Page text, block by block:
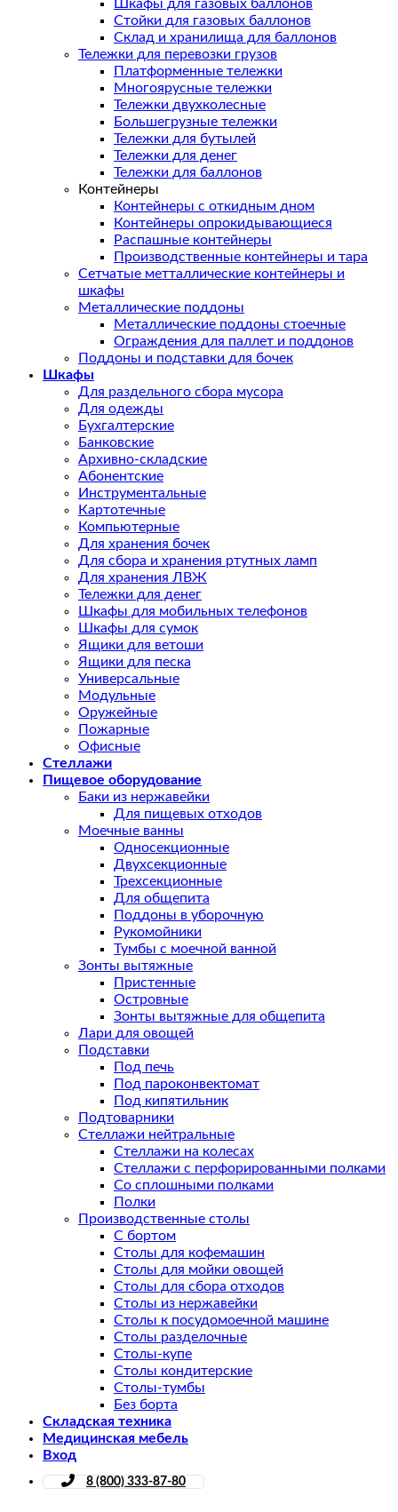
Шкафы для газовых баллонов
Стойки для газовых баллонов
Склад и хранилища для баллонов
Тележки для перевозки грузов
Платформенные тележки
Многоярусные тележки
Тележки двухколесные
Большегрузные тележки
Тележки для бутылей
Тележки для денег
Тележки для баллонов
Контейнеры
Контейнеры с откидным дном
Контейнеры опрокидывающиеся
Распашные контейнеры
Производственные контейнеры и тара
Сетчатые метталлические контейнеры и
шкафы
Металлические поддоны
Металлические поддоны стоечные
Ограждения для паллет и поддонов
Поддоны и подставки для бочек
Шкафы
Для раздельного сбора мусора
Для одежды
Бухгалтерские
Банковские
Архивно-складские
Абонентские
Инструментальные
Картотечные
Компьютерные
Для хранения бочек
Для сбора и хранения ртутных ламп
Для хранения ЛВЖ
Тележки для денег
Шкафы для мобильных телефонов
Шкафы для сумок
Ящики для ветоши
Ящики для песка
Универсальные
Модульные
Оружейные
Пожарные
Офисные
Стеллажи
Пищевое оборудование
Баки из нержавейки
Для пищевых отходов
Моечные ванны
Односекционные
Двухсекционные
Трехсекционные
Для общепита
Поддоны в уборочную
Рукомойники
Тумбы с моечной ванной
Зонты вытяжные
Пристенные
Островные
Зонты вытяжные для общепита
Лари для овощей
Подставки
Под печь
Под пароконвектомат
Под кипятильник
Подтоварники
Стеллажи нейтральные
Стеллажи на колесах
Стеллажи с перфорированными полками
Со сплошными полками
Полки
Производственные столы
С бортом
Столы для кофемашин
Столы для мойки овощей
Столы для сбора отходов
Столы из нержавейки
Столы к посудомоечной машине
Столы разделочные
Столы-купе
Столы кондитерские
Столы-тумбы
Без борта
Складская техника
Медицинская мебель
Вход
8 (800) 333-87-80